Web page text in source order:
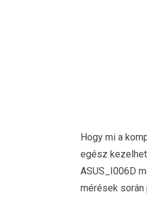
Hogy mi a
egész
ASUS_I006D
mérések során